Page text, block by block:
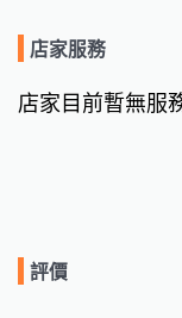
店家服務
店家目前暫無服
評價